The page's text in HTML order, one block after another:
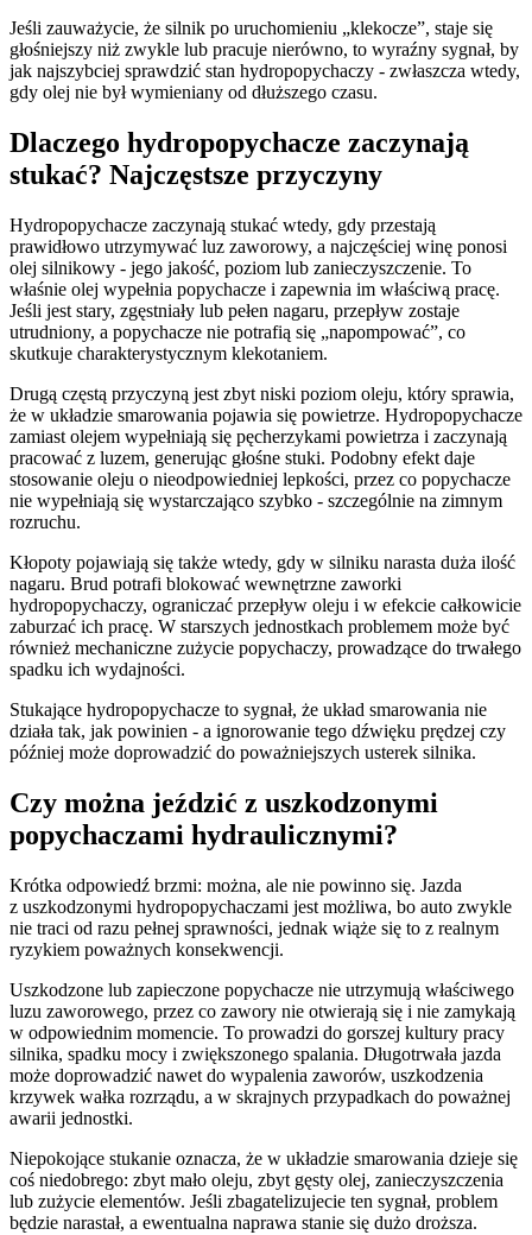
Jeśli zauważycie, że silnik po uruchomieniu „klekocze”, staje się
głośniejszy niż zwykle lub pracuje nierówno, to wyraźny sygnał, by
jak najszybciej sprawdzić stan hydropopychaczy - zwłaszcza wtedy,
gdy olej nie był wymieniany od dłuższego czasu.
Dlaczego hydropopychacze zaczynają
stukać? Najczęstsze przyczyny
Hydropopychacze zaczynają stukać wtedy, gdy przestają
prawidłowo utrzymywać luz zaworowy, a najczęściej winę ponosi
olej silnikowy - jego jakość, poziom lub zanieczyszczenie. To
właśnie olej wypełnia popychacze i zapewnia im właściwą pracę.
Jeśli jest stary, zgęstniały lub pełen nagaru, przepływ zostaje
utrudniony, a popychacze nie potrafią się „napompować”, co
skutkuje charakterystycznym klekotaniem.
Drugą częstą przyczyną jest zbyt niski poziom oleju, który sprawia,
że w układzie smarowania pojawia się powietrze. Hydropopychacze
zamiast olejem wypełniają się pęcherzykami powietrza i zaczynają
pracować z luzem, generując głośne stuki. Podobny efekt daje
stosowanie oleju o nieodpowiedniej lepkości, przez co popychacze
nie wypełniają się wystarczająco szybko - szczególnie na zimnym
rozruchu.
Kłopoty pojawiają się także wtedy, gdy w silniku narasta duża ilość
nagaru. Brud potrafi blokować wewnętrzne zaworki
hydropopychaczy, ograniczać przepływ oleju i w efekcie całkowicie
zaburzać ich pracę. W starszych jednostkach problemem może być
również mechaniczne zużycie popychaczy, prowadzące do trwałego
spadku ich wydajności.
Stukające hydropopychacze to sygnał, że układ smarowania nie
działa tak, jak powinien - a ignorowanie tego dźwięku prędzej czy
później może doprowadzić do poważniejszych usterek silnika.
Czy można jeździć z uszkodzonymi
popychaczami hydraulicznymi?
Krótka odpowiedź brzmi: można, ale nie powinno się. Jazda
z uszkodzonymi hydropopychaczami jest możliwa, bo auto zwykle
nie traci od razu pełnej sprawności, jednak wiąże się to z realnym
ryzykiem poważnych konsekwencji.
Uszkodzone lub zapieczone popychacze nie utrzymują właściwego
luzu zaworowego, przez co zawory nie otwierają się i nie zamykają
w odpowiednim momencie. To prowadzi do gorszej kultury pracy
silnika, spadku mocy i zwiększonego spalania. Długotrwała jazda
może doprowadzić nawet do wypalenia zaworów, uszkodzenia
krzywek wałka rozrządu, a w skrajnych przypadkach do poważnej
awarii jednostki.
Niepokojące stukanie oznacza, że w układzie smarowania dzieje się
coś niedobrego: zbyt mało oleju, zbyt gęsty olej, zanieczyszczenia
lub zużycie elementów. Jeśli zbagatelizujecie ten sygnał, problem
będzie narastał, a ewentualna naprawa stanie się dużo droższa.